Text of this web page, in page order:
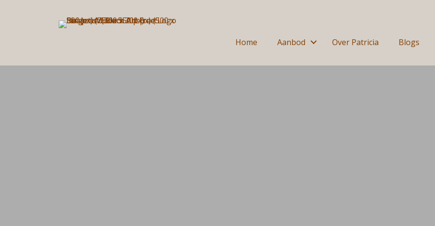
Home Aanbod Over Patricia Blogs